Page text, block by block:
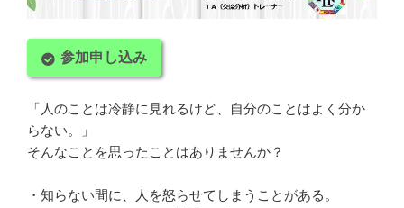
参加申し込み
「人のことは冷静に見れるけど、自分のことはよく分か
らない。」
そんなことを思ったことはありませんか？
・知らない間に、人を怒らせてしまうことがある。